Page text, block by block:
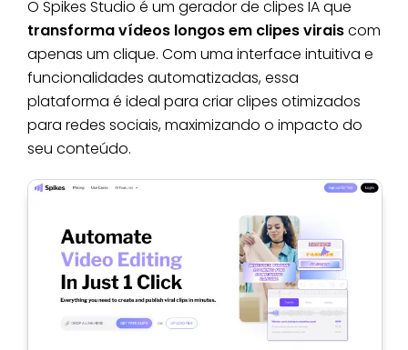
O Spikes Studio é um gerador de clipes IA que
transforma vídeos longos em clipes viraiscom
apenas um clique. Com uma interface intuitiva e
funcionalidades automatizadas, essa
plataforma é ideal para criar clipes otimizados
para redes sociais, maximizando o impacto do
seu conteúdo.